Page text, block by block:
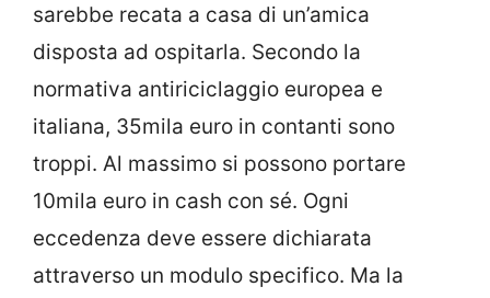
sarebbe recata a casa di un’amica
disposta ad ospitarla. Secondo la
normativa antiriciclaggio europea e
italiana, 35mila euro in contanti sono
troppi. Al massimo si possono portare
10mila euro in cash con sé. Ogni
eccedenza deve essere dichiarata
attraverso un modulo specifico. Ma la